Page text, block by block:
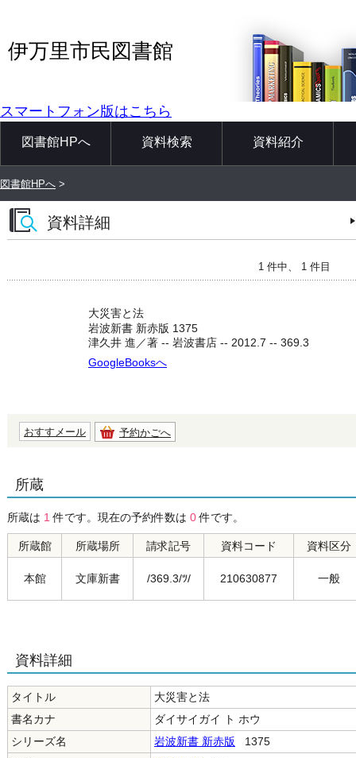
伊万里市民図書館
スマートフォン版はこちら
図書館HPへ 資料検索 資料紹介
図書館HPへ >
資料詳細
1 件中、 1 件目
大災害と法
岩波新書 新赤版 1375
津久井 進／著 -- 岩波書店 -- 2012.7 -- 369.3
GoogleBooksへ
おすすメール 予約かごへ
所蔵
所蔵は 1 件です。現在の予約件数は 0件です。
所蔵館 所蔵場所 請求記号 資料コード 資料区分
本館 文庫新書 /369.3/ﾂ/ 210630877 一般
資料詳細
タイトル
大災害と法
書名カナ
ダイサイガイ ト ホウ
シリーズ名
岩波新書 新赤版 1375